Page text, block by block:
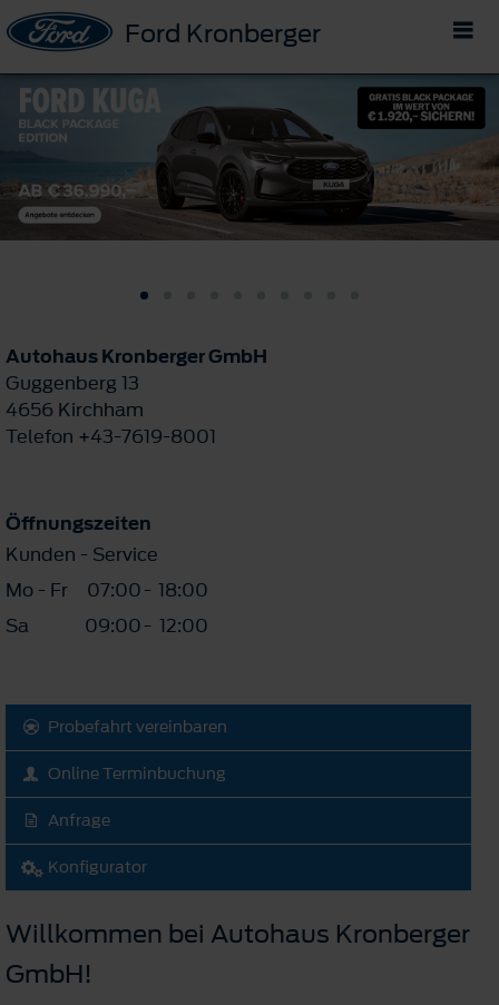
Ford Kronberger
Autohaus Kronberger GmbH
Guggenberg 13
4656 Kirchham
Telefon +43-7619-8001
Öffnungszeiten
Kunden - Service
Mo - Fr
07:00- 18:00
Sa
09:00- 12:00
Probefahrt vereinbaren
Online Terminbuchung
Anfrage
Konfigurator
Willkommen bei Autohaus Kronberger
GmbH!